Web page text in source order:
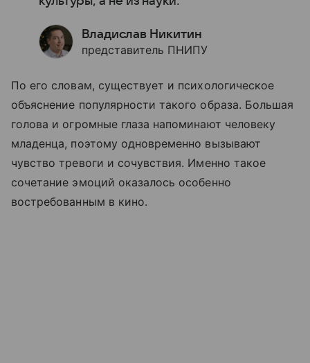
Владислав Никитин
представитель ПНИПУ
По его словам, существует и психологическое
объяснение популярности такого образа. Большая
голова и огромные глаза напоминают человеку
младенца, поэтому одновременно вызывают
чувство тревоги и сочувствия. Именно такое
сочетание эмоций оказалось особенно
востребованным в кино.